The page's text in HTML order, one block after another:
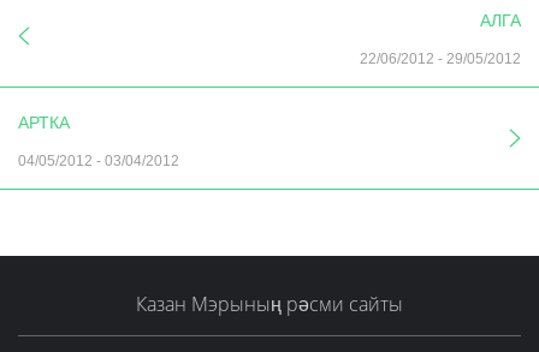
АЛГА
22/06/2012 - 29/05/2012
АРТКА
04/05/2012 - 03/04/2012
Казан Мэрының рәсми сайты